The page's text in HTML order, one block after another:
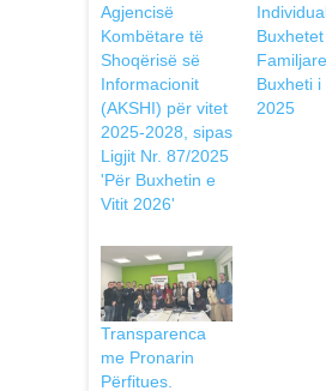
Agjencisë
Kombëtare të
Shoqërisë së
Informacionit
(AKSHI) për vitet
2025-2028, sipas
Ligjit Nr. 87/2025
'Për Buxhetin e
Vitit 2026'
Buxhetet
Buxheti i
2025
Transparenca
me Pronarin
Përfitues.